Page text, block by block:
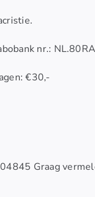
nr.:
€30,-
Graag